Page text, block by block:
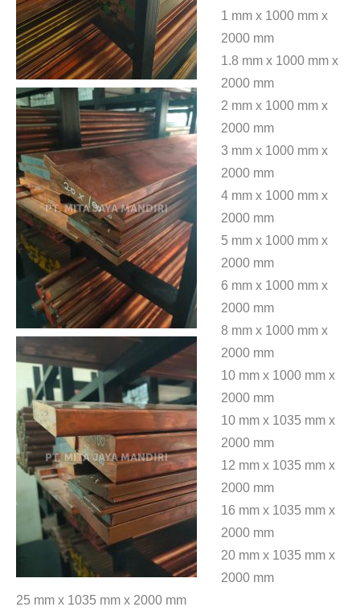
1 mm x 1000 mm x
2000 mm
1.8 mm x 1000 mm x
2000 mm
2 mm x 1000 mm x
2000 mm
3 mm x 1000 mm x
2000 mm
4 mm x 1000 mm x
2000 mm
5 mm x 1000 mm x
2000 mm
6 mm x 1000 mm x
2000 mm
8 mm x 1000 mm x
2000 mm
10 mm x 1000 mm x
2000 mm
10 mm x 1035 mm x
2000 mm
12 mm x 1035 mm x
2000 mm
16 mm x 1035 mm x
2000 mm
20 mm x 1035 mm x
2000 mm
25 mm x 1035 mm x 2000 mm